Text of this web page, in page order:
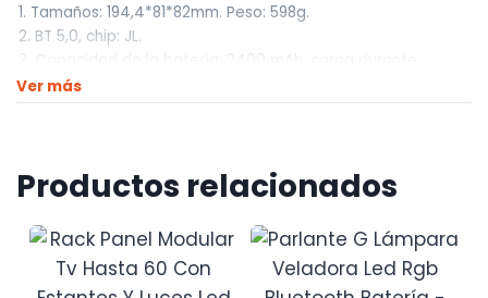
1. Tamaños: 194,4*81*82mm. Peso: 598g.
2. BT 5,0, chip: JL.
3. Capacidad de la batería: 2400 mAh, carga durante
aproximadamente 3 horas.
4. Tiempo de llamadas/música: 6 horas.
reproducción.
Traemos la mejor calidad a los mejores precios.
————————————
Ver más
Productos relacionados